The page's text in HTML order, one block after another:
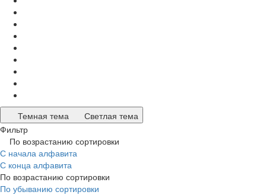
Темная тема
Светлая тема
Фильтр
По возрастанию сортировки
С начала алфавита
С конца алфавита
По возрастанию сортировки
По убыванию сортировки